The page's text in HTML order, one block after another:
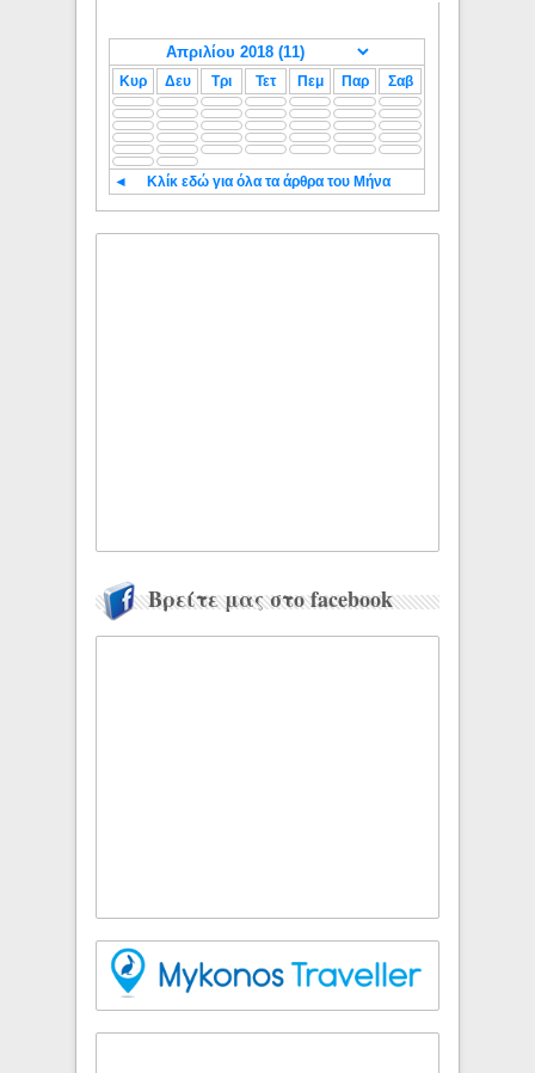
Κυρ Δευ Τρι Τετ Πεμ Παρ Σαβ
◄ Κλίκ εδώ για όλα τα άρθρα του Μήνα
Βρείτε μας στο facebook